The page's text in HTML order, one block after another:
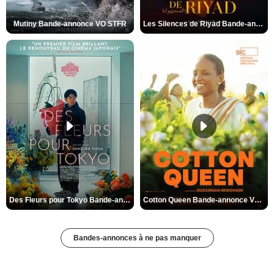
Mutiny Bande-annonce VO STFR Les Silences de Riyad Bande-annonce VO STFR
Des Fleurs pour Tokyo Bande-annonce VO STFR Cotton Queen Bande-annonce VO STFR
Bandes-annonces à ne pas manquer